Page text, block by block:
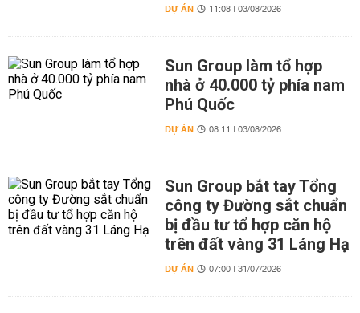
DỰ ÁN 11:08 | 03/08/2026
Sun Group làm tổ hợp
nhà ở 40.000 tỷ phía nam
Phú Quốc
DỰ ÁN 08:11 | 03/08/2026
Sun Group bắt tay Tổng
công ty Đường sắt chuẩn
bị đầu tư tổ hợp căn hộ
trên đất vàng 31 Láng Hạ
DỰ ÁN 07:00 | 31/07/2026